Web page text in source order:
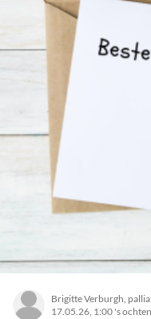
Brigitte Verburgh,
17.05.26, 1:00 's